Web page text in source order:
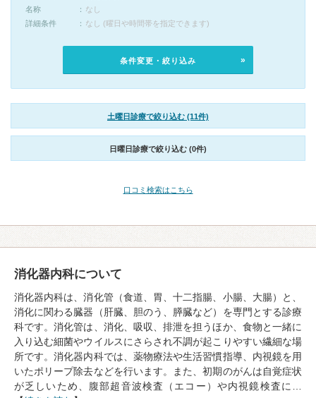
名称
なし
詳細条件
なし (曜日や時間帯を指定できます)
条件変更・絞り込み
土曜日診療で絞り込む (11件)
日曜日診療で絞り込む (0件)
口コミ検索はこちら
消化器内科について
消化器内科は、消化管（食道、胃、十二指腸、小腸、大腸）と、
消化に関わる臓器（肝臓、胆のう、膵臓など）を専門とする診療
科です。消化管は、消化、吸収、排泄を担うほか、食物と一緒に
入り込む細菌やウイルスにさらされ不調が起こりやすい繊細な場
所です。消化器内科では、薬物療法や生活習慣指導、内視鏡を用
いたポリープ除去などを行います。また、初期のがんは自覚症状
が乏しいため、腹部超音波検査（エコー）や内視鏡検査に…